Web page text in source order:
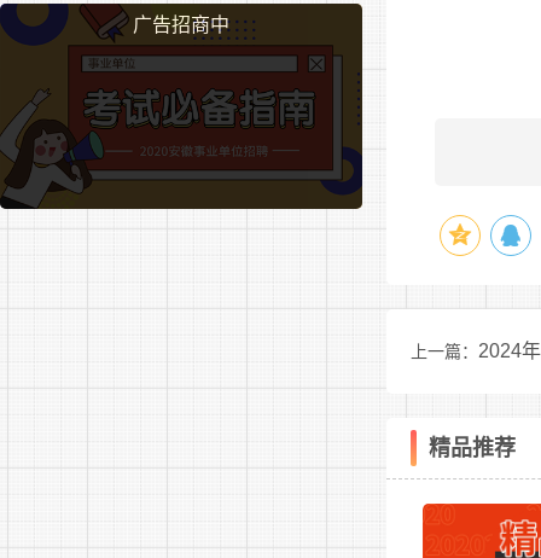
广告招商中
请进
以实际
1.应
2.应聘
3.招
上一篇： 2024
聘公告
精品推荐